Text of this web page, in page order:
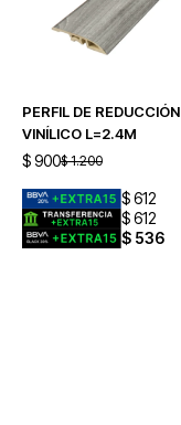
PERFIL DE REDUCCIÓN
VINÍLICO L=2.4M
$900$ 1.200
$612
$612
$ 536